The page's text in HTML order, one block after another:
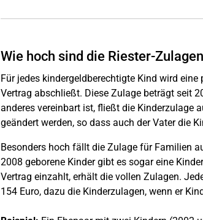
Wie hoch sind die Riester-
Für jedes kindergeldberechtigte Kind wird
Vertrag abschließt. Diese Zulage beträgt seit
anderes vereinbart ist, fließt die Kinderzulage
geändert werden, so dass auch der Vater die
Besonders hoch fällt die Zulage für Familien
2008 geborene Kinder gibt es sogar eine
Vertrag einzahlt, erhält die vollen Zulagen.
154 Euro, dazu die Kinderzulagen, wenn er